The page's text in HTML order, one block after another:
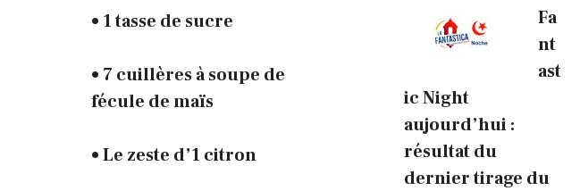
• 1 tasse de sucre
• 7 cuillères à soupe de
fécule de maïs
• Le zeste d’1 citron
Fa
nt
ast
ic Night
aujourd’hui :
résultat du
dernier tirage du